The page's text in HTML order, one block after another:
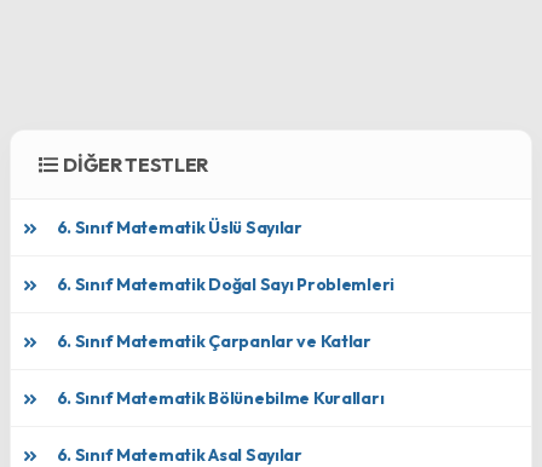
DİĞER TESTLER
6. Sınıf Matematik Üslü Sayılar
6. Sınıf Matematik Doğal Sayı Problemleri
6. Sınıf Matematik Çarpanlar ve Katlar
6. Sınıf Matematik Bölünebilme Kuralları
6. Sınıf Matematik Asal Sayılar